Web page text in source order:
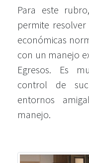
Para este
permite
económicas
con un manejo
Egresos. Es
control de
entornos
manejo.